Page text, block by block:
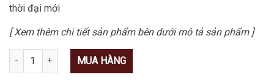
thời đại mới
[ Xem thêm chi tiết sản phẩm bên dưới mô tả sản phẩm ]
Số lượng MUA HÀNG